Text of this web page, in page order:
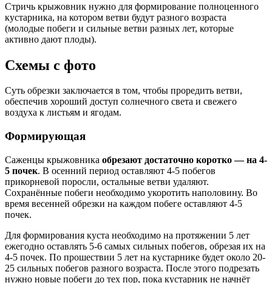
Стричь крыжовник нужно для формирование полноценного
кустарника, на котором ветви будут разного возраста
(молодые побеги и сильные ветви разных лет, которые
активно дают плоды).
Схемы с фото
Суть обрезки заключается в том, чтобы проредить ветви,
обеспечив хороший доступ солнечного света и свежего
воздуха к листьям и ягодам.
Формирующая
Саженцы крыжовника обрезают достаточно коротко — на 4-
5 почек. В осенний период оставляют 4-5 побегов
прикорневой поросли, остальные ветви удаляют.
Сохранённые побеги необходимо укоротить наполовину. Во
время весенней обрезки на каждом побеге оставляют 4-5
почек.
Для формирования куста необходимо на протяжении 5 лет
ежегодно оставлять 5-6 самых сильных побегов, обрезая их на
4-5 почек. По прошествии 5 лет на кустарнике будет около 20-
25 сильных побегов разного возраста. После этого подрезать
нужно новые побеги до тех пор, пока кустарник не начнёт